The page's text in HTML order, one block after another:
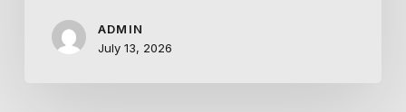
ADMIN
July 13, 2026